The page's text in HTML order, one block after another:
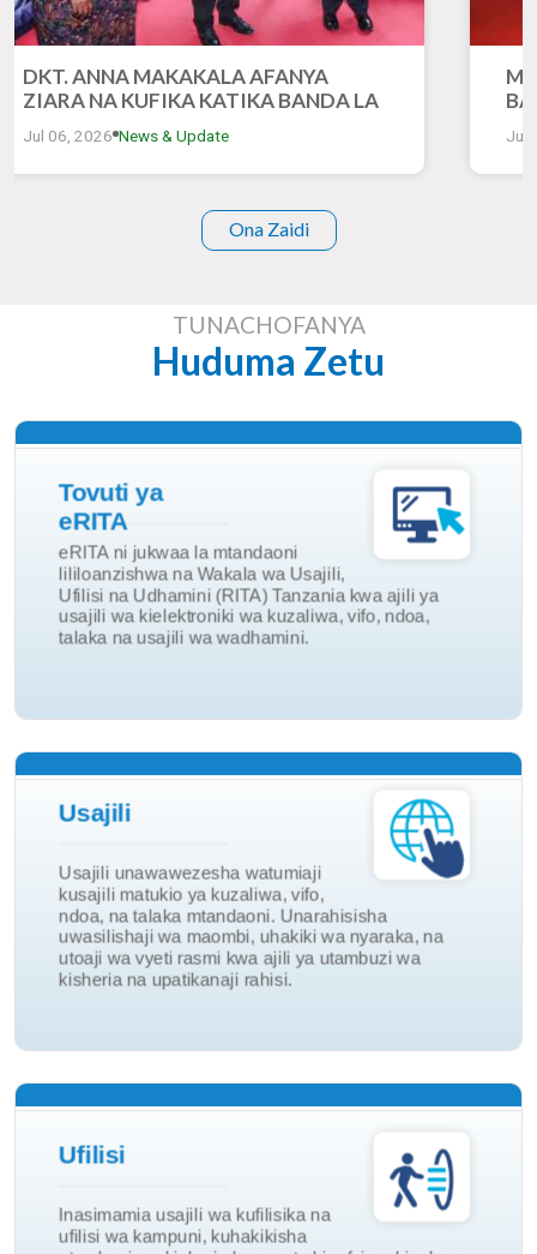
DKT. ANNA MAKAKALA AFANYA
ZIARA NA KUFIKA KATIKA BANDA LA
RITA KATIKA MONESHO YA 50 YA
KIMATAIFA YA BIASHARA DAR ES
SALAAM
Jul 06, 2026 News & Update Jul
Ona Zaidi
TUNACHOFANYA
Huduma Zetu
Tovuti ya
eRITA
eRITA ni jukwaa la mtandaoni
lililoanzishwa na Wakala wa Usajili,
Ufilisi na Udhamini (RITA) Tanzania kwa ajili ya
usajili wa kielektroniki wa kuzaliwa, vifo, ndoa,
talaka na usajili wa wadhamini.
Tovuti ya eRITA
Vizazi na Vifo
Ndoa na Talaka
Miunganisho ya Wadhamini
Soma Zaidi
Usajili
Usajili unawawezesha watumiaji
kusajili matukio ya kuzaliwa, vifo,
ndoa, na talaka mtandaoni. Unarahisisha
uwasilishaji wa maombi, uhakiki wa nyaraka, na
utoaji wa vyeti rasmi kwa ajili ya utambuzi wa
kisheria na upatikanaji rahisi.
Usajili
Vizazi
Vifo
Kuasili
Ufilisi
Inasimamia usajili wa kufilisika na
ufilisi wa kampuni, kuhakikisha
Ufilisi watu Binafsi